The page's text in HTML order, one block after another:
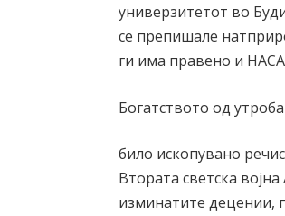
универзитетот во
се препишале
ги има правено и
Богатството од
било ископувано
Втората светска
изминатите децении,